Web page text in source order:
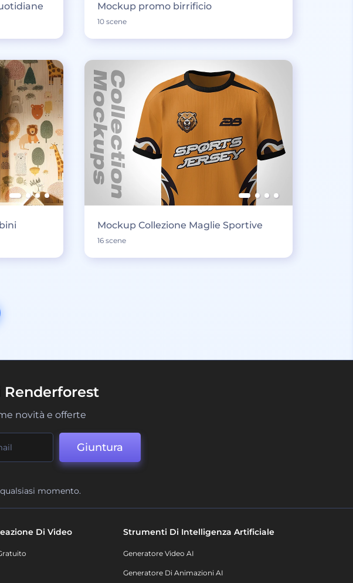
Mockup promo birrificio
10 scene
Mockup Collezione Maglie Sportive
16 scene
novità e offerte
Giuntura
momento.
Di Video Strumenti Di Intelligenza Artificiale
Generatore Video AI
Generatore Di Animazioni AI